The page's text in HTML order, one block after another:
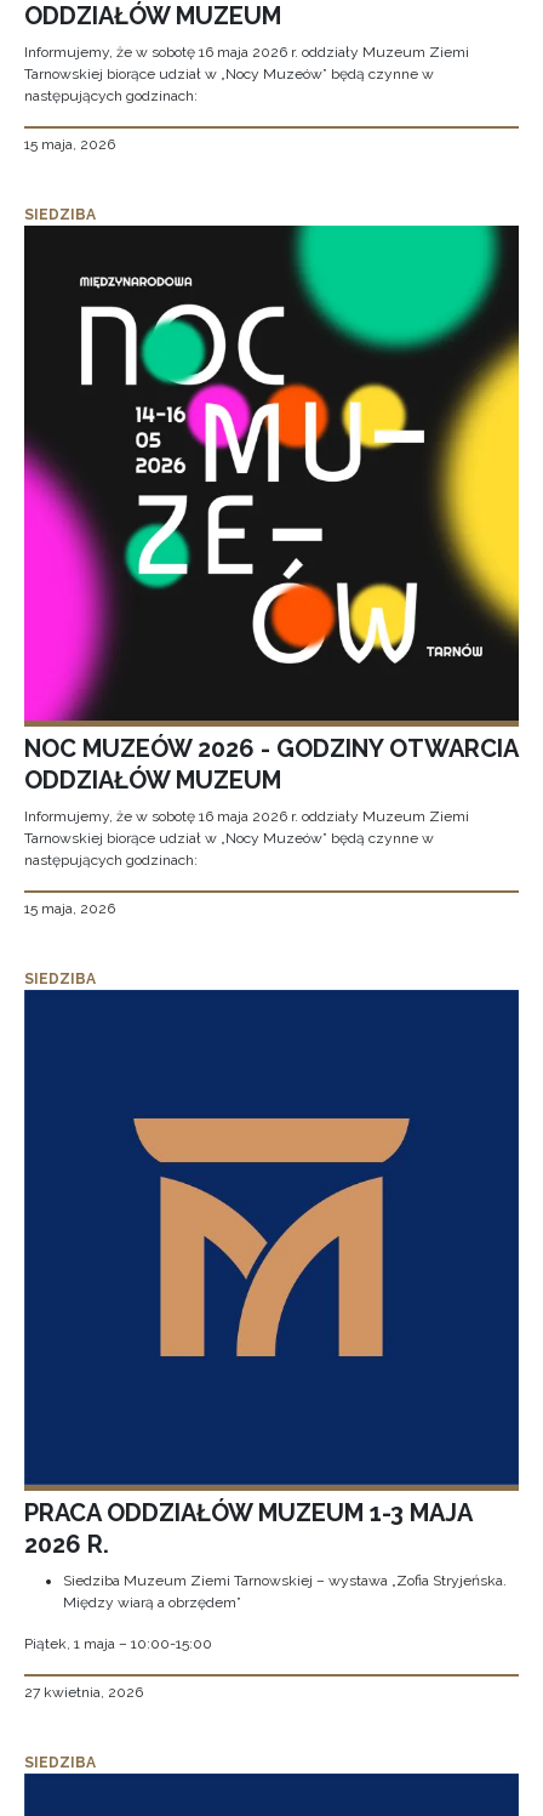
ODDZIAŁÓW MUZEUM
Informujemy, że w sobotę 16 maja 2026 r. oddziały Muzeum Ziemi
Tarnowskiej biorące udział w „Nocy Muzeów” będą czynne w
następujących godzinach:
15 maja, 2026
SIEDZIBA
NOC MUZEÓW 2026 - GODZINY OTWARCIA
ODDZIAŁÓW MUZEUM
Informujemy, że w sobotę 16 maja 2026 r. oddziały Muzeum Ziemi
Tarnowskiej biorące udział w „Nocy Muzeów” będą czynne w
następujących godzinach:
15 maja, 2026
SIEDZIBA
PRACA ODDZIAŁÓW MUZEUM 1-3 MAJA
2026 R.
Siedziba Muzeum Ziemi Tarnowskiej – wystawa „Zofia Stryjeńska.
Między wiarą a obrzędem”
Piątek, 1 maja – 10:00-15:00
27 kwietnia, 2026
SIEDZIBA